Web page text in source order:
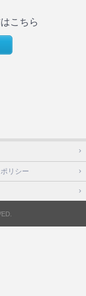
こちら
リシー